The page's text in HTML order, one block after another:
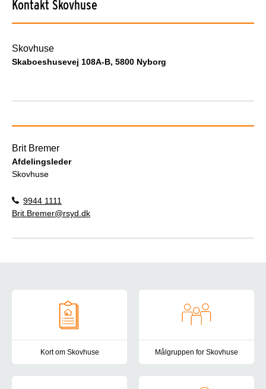
Kontakt Skovhuse
Skovhuse
Skaboeshusevej 108A-B, 5800 Nyborg
Brit Bremer
Afdelingsleder
Skovhuse
9944 1111
Brit.Bremer@rsyd.dk
Kort om Skovhuse Målgruppen for Skovhuse